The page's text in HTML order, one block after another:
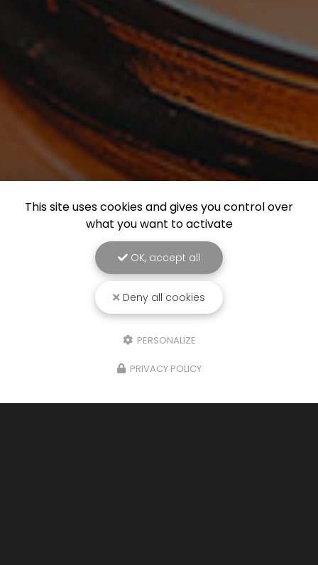
This site uses cookies and gives you control over
what you want to activate
OK, accept all
Deny all cookies
PERSONALIZE
PRIVACY POLICY